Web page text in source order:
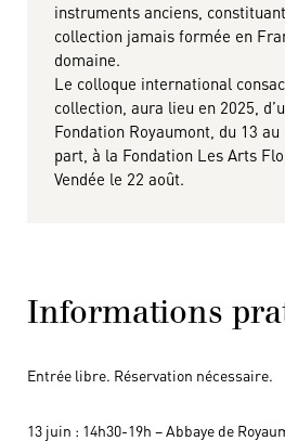
instruments anciens,
collection jamais formée en
domaine.
Le colloque international
collection, aura lieu en 2025,
Fondation Royaumont, du 13 au
part, à la Fondation Les Arts
Vendée le 22 août.
Informations
Entrée libre. Réservation nécessaire.
13 juin : 14h30-19h – Abbaye de